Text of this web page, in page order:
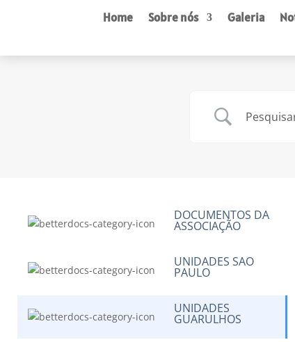
Home Sobre nós Galeria
DOCUMENTOS DA
ASSOCIAÇÃO
UNIDADES SAO
PAULO
UNIDADES
GUARULHOS